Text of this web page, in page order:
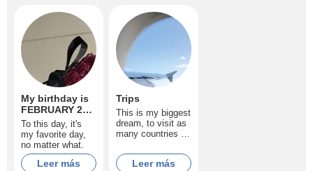
My birthday is
FEBRUARY 23
❤️
To this day, it's
my favorite day,
no matter what.
Leer más
Trips
This is my biggest
dream, to visit as
many countries as
to know different
cultures.Leer más